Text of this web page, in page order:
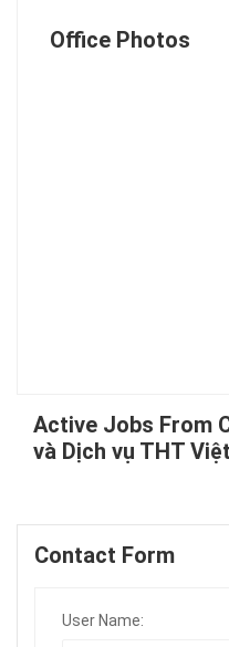
Office Photos
Active Jobs From
và Dịch vụ THT
Contact Form
User Name: